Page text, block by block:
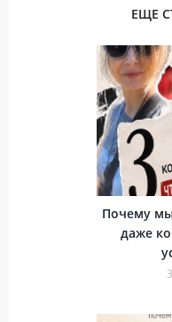
ЕЩЕ
Почему
даже